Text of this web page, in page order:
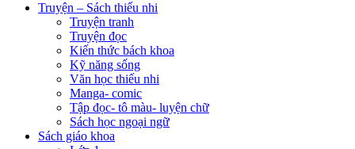
Truyện – Sách thiếu nhi
Truyện tranh
Truyện đọc
Kiến thức bách khoa
Kỹ năng sống
Văn học thiếu nhi
Manga- comic
Tập đọc- tô màu- luyện chữ
Sách học ngoại ngữ
Sách giáo khoa